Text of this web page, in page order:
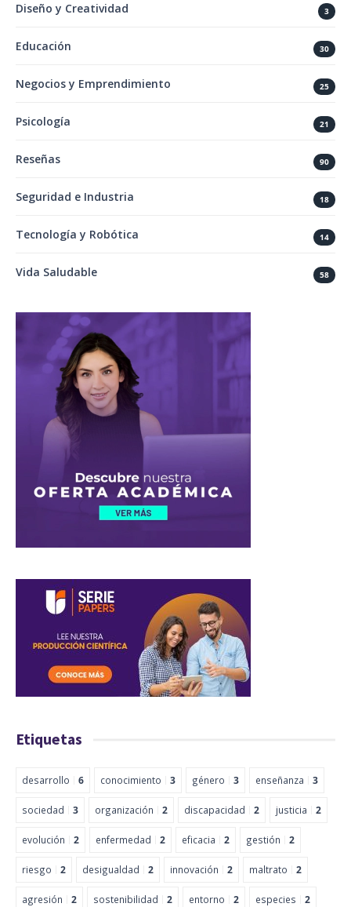
Diseño y Creatividad 3
Educación 30
Negocios y Emprendimiento 25
Psicología 21
Reseñas 90
Seguridad e Industria 18
Tecnología y Robótica 14
Vida Saludable 58
Etiquetas
desarrollo 6 conocimiento 3 género 3 enseñanza 3
sociedad 3 organización 2 discapacidad 2 justicia 2
evolución 2 enfermedad 2 eficacia 2 gestión 2
riesgo 2 desigualdad 2 innovación 2 maltrato 2
agresión 2 sostenibilidad 2 entorno 2 especies 2